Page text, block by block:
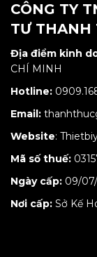
CÔNG TY
TƯ THANH
Địa điểm kinh
CHÍ MINH
Hotline:
Email:
Website:
Mã số thuế:
Ngày cấp: 09/
Nơi cấp: Sở Kế